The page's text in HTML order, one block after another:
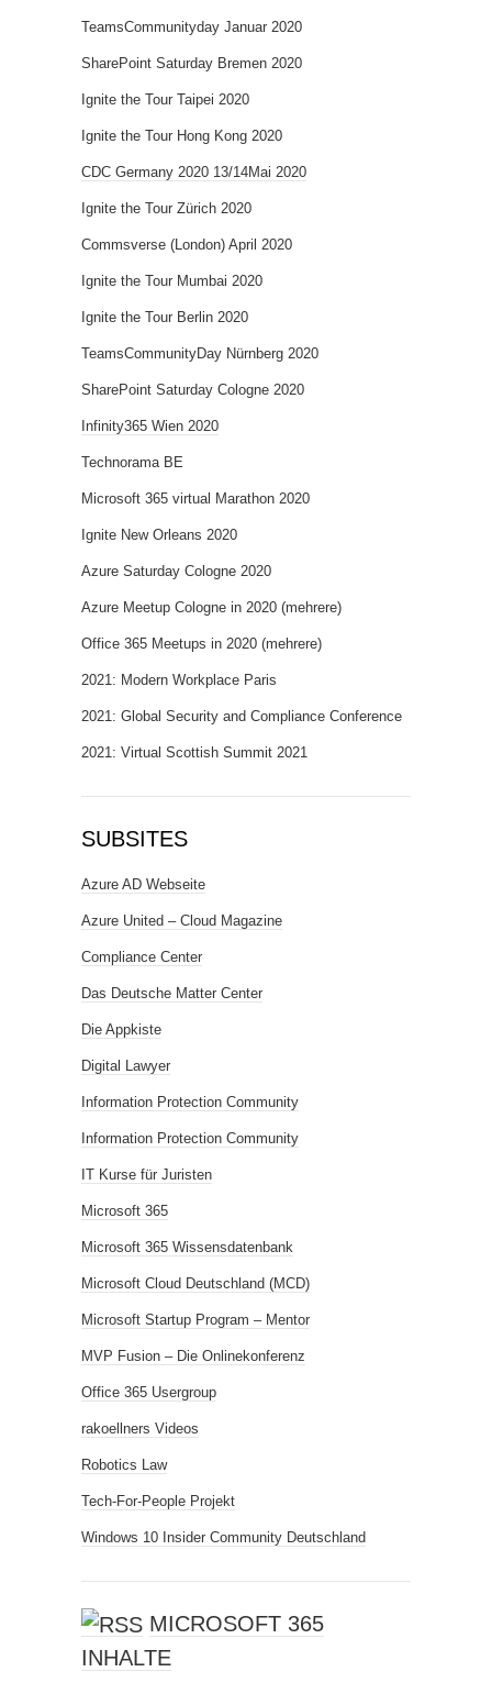
TeamsCommunityday Januar 2020
SharePoint Saturday Bremen 2020
Ignite the Tour Taipei 2020
Ignite the Tour Hong Kong 2020
CDC Germany 2020 13/14Mai 2020
Ignite the Tour Zürich 2020
Commsverse (London) April 2020
Ignite the Tour Mumbai 2020
Ignite the Tour Berlin 2020
TeamsCommunityDay Nürnberg 2020
SharePoint Saturday Cologne 2020
Infinity365 Wien 2020
Technorama BE
Microsoft 365 virtual Marathon 2020
Ignite New Orleans 2020
Azure Saturday Cologne 2020
Azure Meetup Cologne in 2020 (mehrere)
Office 365 Meetups in 2020 (mehrere)
2021: Modern Workplace Paris
2021: Global Security and Compliance Conference
2021: Virtual Scottish Summit 2021
SUBSITES
Azure AD Webseite
Azure United – Cloud Magazine
Compliance Center
Das Deutsche Matter Center
Die Appkiste
Digital Lawyer
Information Protection Community
Information Protection Community
IT Kurse für Juristen
Microsoft 365
Microsoft 365 Wissensdatenbank
Microsoft Cloud Deutschland (MCD)
Microsoft Startup Program – Mentor
MVP Fusion – Die Onlinekonferenz
Office 365 Usergroup
rakoellners Videos
Robotics Law
Tech-For-People Projekt
Windows 10 Insider Community Deutschland
MICROSOFT 365
INHALTE